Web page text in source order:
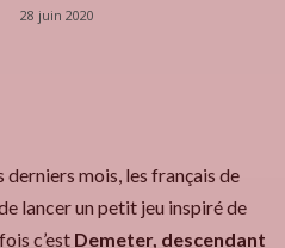
28 juin 2020
derniers mois, les français de
lancer un petit jeu inspiré de
c’est Demeter, descendant